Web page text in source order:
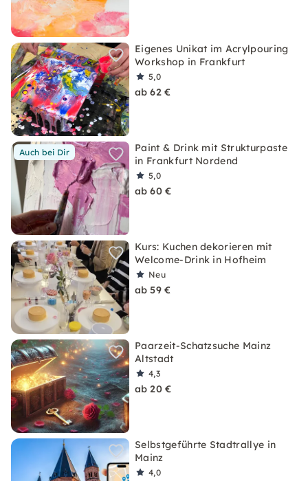
Eigenes Unikat im Acrylpouring
Workshop in Frankfurt
5,0
ab 62 €
Auch bei Dir
Paint & Drink mit Strukturpaste
in Frankfurt Nordend
5,0
ab 60 €
Kurs: Kuchen dekorieren mit
Welcome-Drink in Hofheim
Neu
ab 59 €
Paarzeit-Schatzsuche Mainz
Altstadt
4,3
ab 20 €
Selbstgeführte Stadtrallye in
Mainz
4,0